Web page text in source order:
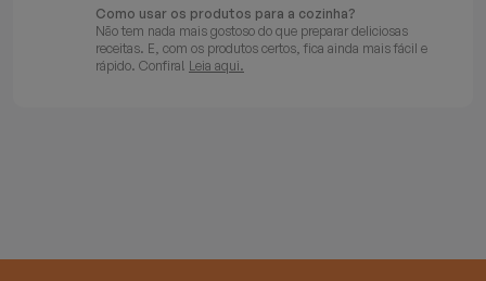
Como usar os produtos para a cozinha?
Não tem nada mais gostoso do que preparar deliciosas
receitas. E, com os produtos certos, fica ainda mais fácil e
rápido. Confira! Leia aqui.